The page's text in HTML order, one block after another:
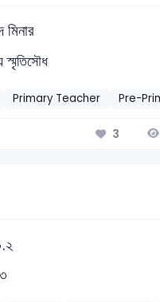
মিনার
স্মৃতিসৌধ
Primary Teacher Pre-
3